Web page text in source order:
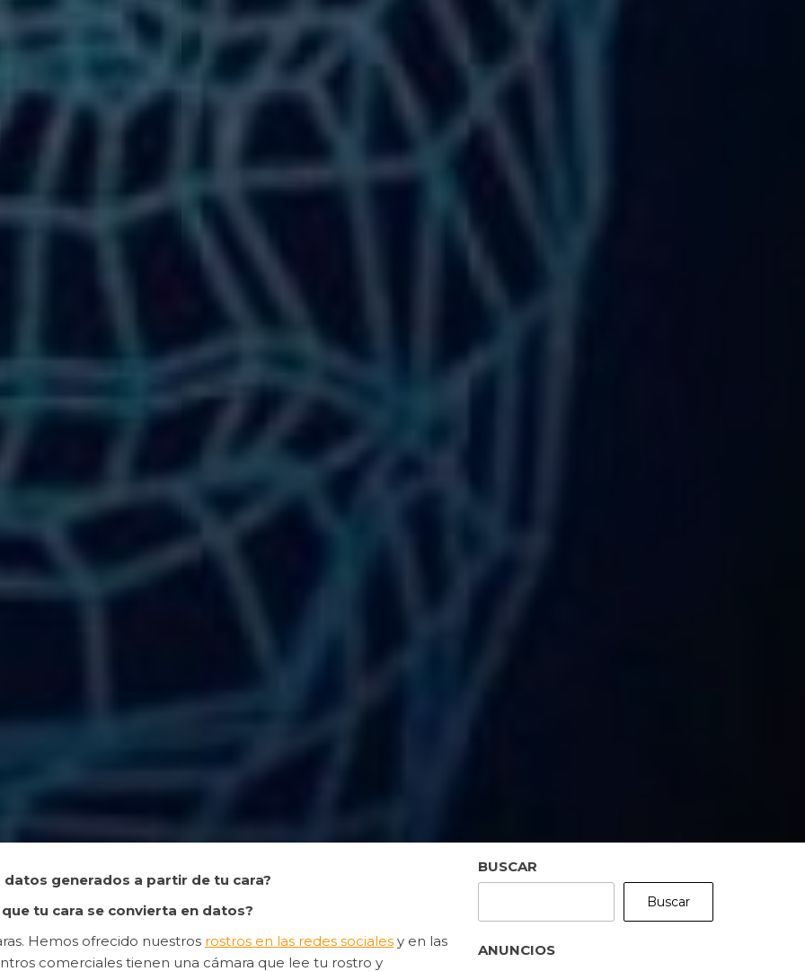
datos generados a partir de tu cara?
tu cara se convierta en datos?
Hemos ofrecido nuestros rostros en las redes sociales y en las
comerciales tienen una cámara que lee tu rostro y
BUSCAR
Buscar
ANUNCIOS